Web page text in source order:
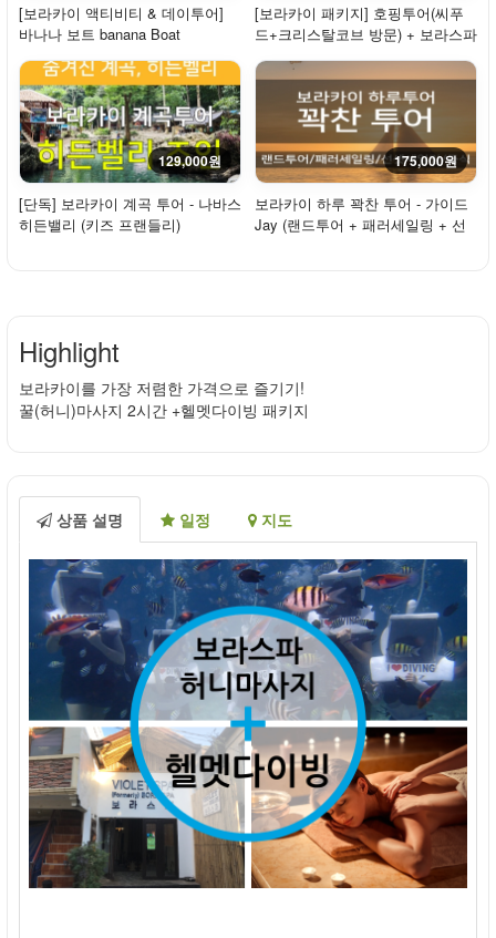
[보라카이 액티비티 & 데이투어]
바나나 보트 banana Boat
[보라카이 패키지] 호핑투어(씨푸
드+크리스탈코브 방문) + 보라스파
꿀마사지
129,000원
[단독] 보라카이 계곡 투어 - 나바스
히든밸리 (키즈 프랜들리)
175,000원
보라카이 하루 꽉찬 투어 - 가이드
Jay (랜드투어 + 패러세일링 + 선
Highlight
보라카이를 가장 저렴한 가격으로 즐기기!
꿀(허니)마사지 2시간 +헬멧다이빙 패키지
상품 설명 일정 지도